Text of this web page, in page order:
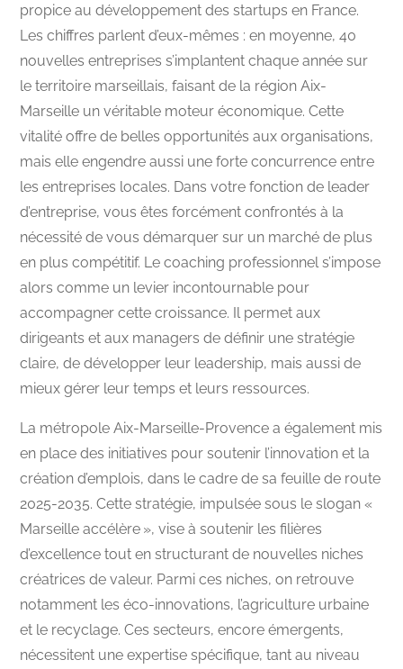
propice au développement des startups en France.
Les chiffres parlent d’eux-mêmes : en moyenne, 40
nouvelles entreprises s’implantent chaque année sur
le territoire marseillais, faisant de la région Aix-
Marseille un véritable moteur économique. Cette
vitalité offre de belles opportunités aux organisations,
mais elle engendre aussi une forte concurrence entre
les entreprises locales. Dans votre fonction de leader
d’entreprise, vous êtes forcément confrontés à la
nécessité de vous démarquer sur un marché de plus
en plus compétitif. Le coaching professionnel s’impose
alors comme un levier incontournable pour
accompagner cette croissance. Il permet aux
dirigeants et aux managers de définir une stratégie
claire, de développer leur leadership, mais aussi de
mieux gérer leur temps et leurs ressources.
La métropole Aix-Marseille-Provence a également mis
en place des initiatives pour soutenir l’innovation et la
création d’emplois, dans le cadre de sa feuille de route
2025-2035. Cette stratégie, impulsée sous le slogan «
Marseille accélère », vise à soutenir les filières
d’excellence tout en structurant de nouvelles niches
créatrices de valeur. Parmi ces niches, on retrouve
notamment les éco-innovations, l’agriculture urbaine
et le recyclage. Ces secteurs, encore émergents,
nécessitent une expertise spécifique, tant au niveau